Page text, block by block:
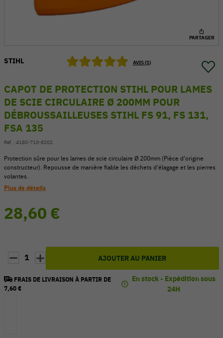
V
PARTAGER
STIHL AVIS (1)
CAPOT DE PROTECTION STIHL POUR LAMES
DE SCIE CIRCULAIRE Ø 200MM POUR
DÉBROUSSAILLEUSES STIHL FS 91, FS 131,
FSA 135
Réf. : 4180-710-8202
Protection sûre pour les lames de scie circulaire Ø 200mm (Pièce d'origine
constructeur). Repousse de manière fiable les déchets d'élagage et les pierres
volantes.
Plus de détails
28,60 €
1 AJOUTER AU PANIER
FRAIS DE LIVRAISON À PARTIR DE
7,60 €
En stock - Expédition sous
24H